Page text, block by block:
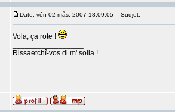
Date: vén 02 mås, 2007 18:09:05 Sudjet:
Vola, ça rote !
Rissaetchî-vos di m' solia !